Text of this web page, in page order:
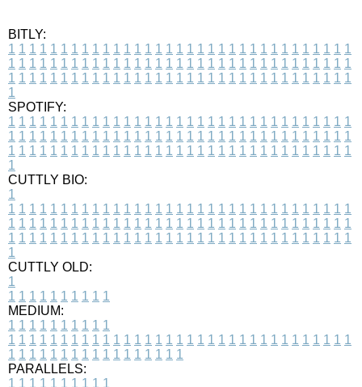
BITLY:
1 1 1 1 1 1 1 1 1 1 1 1 1 1 1 1 1 1 1 1 1 1 1 1 1 1 1 1 1 1 1 1 1
1 1 1 1 1 1 1 1 1 1 1 1 1 1 1 1 1 1 1 1 1 1 1 1 1 1 1 1 1 1 1 1 1
1 1 1 1 1 1 1 1 1 1 1 1 1 1 1 1 1 1 1 1 1 1 1 1 1 1 1 1 1 1 1 1 1
1
SPOTIFY:
1 1 1 1 1 1 1 1 1 1 1 1 1 1 1 1 1 1 1 1 1 1 1 1 1 1 1 1 1 1 1 1 1
1 1 1 1 1 1 1 1 1 1 1 1 1 1 1 1 1 1 1 1 1 1 1 1 1 1 1 1 1 1 1 1 1
1 1 1 1 1 1 1 1 1 1 1 1 1 1 1 1 1 1 1 1 1 1 1 1 1 1 1 1 1 1 1 1 1
1
CUTTLY BIO:
1
1 1 1 1 1 1 1 1 1 1 1 1 1 1 1 1 1 1 1 1 1 1 1 1 1 1 1 1 1 1 1 1 1
1 1 1 1 1 1 1 1 1 1 1 1 1 1 1 1 1 1 1 1 1 1 1 1 1 1 1 1 1 1 1 1 1
1 1 1 1 1 1 1 1 1 1 1 1 1 1 1 1 1 1 1 1 1 1 1 1 1 1 1 1 1 1 1 1 1
1
CUTTLY OLD:
1
1 1 1 1 1 1 1 1 1 1
MEDIUM:
1 1 1 1 1 1 1 1 1 1
1 1 1 1 1 1 1 1 1 1 1 1 1 1 1 1 1 1 1 1 1 1 1 1 1 1 1 1 1 1 1 1 1
1 1 1 1 1 1 1 1 1 1 1 1 1 1 1 1 1
PARALLELS:
1 1 1 1 1 1 1 1 1 1